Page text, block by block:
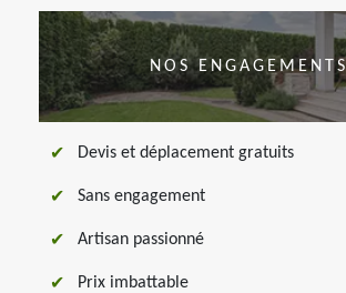
NOS ENGAGEMENTS
Devis et déplacement gratuits
Sans engagement
Artisan passionné
Prix imbattable